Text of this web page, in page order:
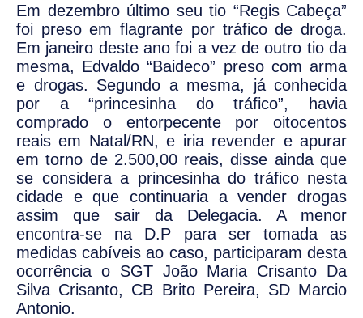
Em dezembro último seu tio “Regis Cabeça”
foi preso em flagrante por tráfico de droga.
Em janeiro deste ano foi a vez de outro tio da
mesma, Edvaldo “Baideco” preso com arma
e drogas. Segundo a mesma, já conhecida
por a “princesinha do tráfico”, havia
comprado o entorpecente por oitocentos
reais em Natal/RN, e iria revender e apurar
em torno de 2.500,00 reais, disse ainda que
se considera a princesinha do tráfico nesta
cidade e que continuaria a vender drogas
assim que sair da Delegacia. A menor
encontra-se na D.P para ser tomada as
medidas cabíveis ao caso, participaram desta
ocorrência o SGT João Maria Crisanto Da
Silva Crisanto, CB Brito Pereira, SD Marcio
Antonio.